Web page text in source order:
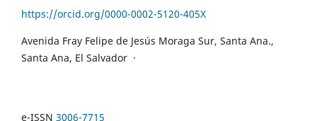
https://orcid.org/0000-0002-5120-405X
Avenida Fray Felipe de Jesús Moraga Sur, Santa Ana.,
Santa Ana, El Salvador ·
e-ISSN 3006-7715